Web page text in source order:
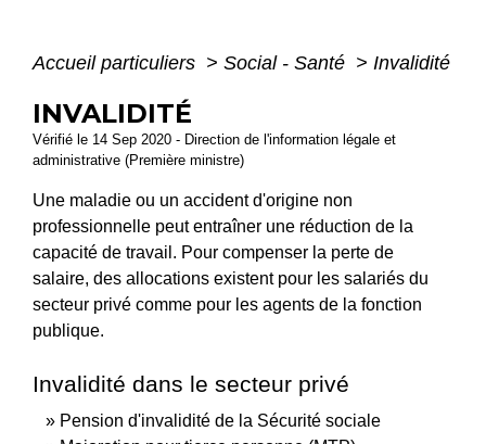
Accueil particuliers > Social - Santé > Invalidité
INVALIDITÉ
Vérifié le 14 Sep 2020 - Direction de l'information légale et
administrative (Première ministre)
Une maladie ou un accident d'origine non
professionnelle peut entraîner une réduction de la
capacité de travail. Pour compenser la perte de
salaire, des allocations existent pour les salariés du
secteur privé comme pour les agents de la fonction
publique.
Invalidité dans le secteur privé
Pension d'invalidité de la Sécurité sociale